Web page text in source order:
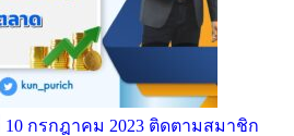
10 กรกฎาคม 2023 ติดตามสมาชิก